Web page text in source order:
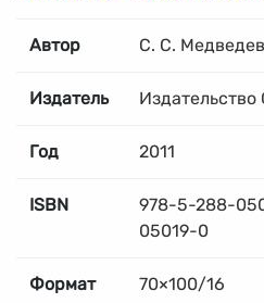
Автор С. С.
Издатель Издательство
Год 2011
ISBN
978-5-288-
05019-0
Формат 70×100/16